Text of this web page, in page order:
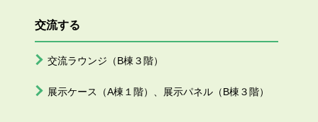
交流する
交流ラウンジ（B棟３階）
展示ケース（A棟１階）、展示パネル（B棟３階）